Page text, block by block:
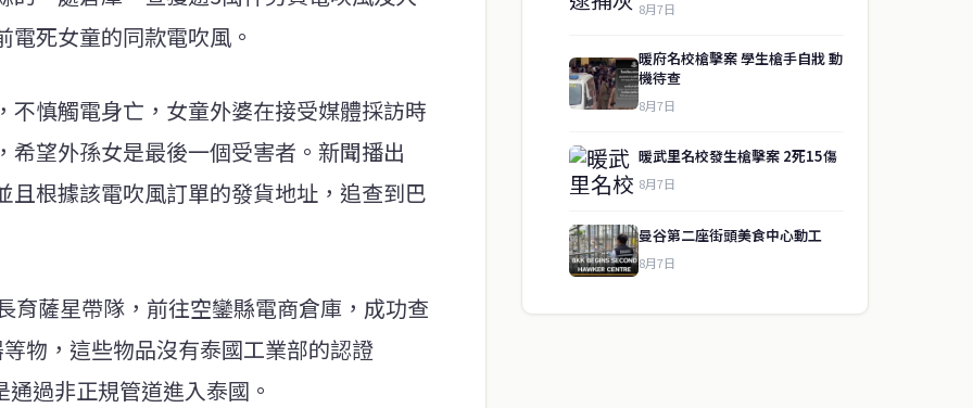
死女童的同款電吹風。
慎觸電身亡，女童外婆在接受媒體採訪時
望外孫女是最後一個受害者。新聞播出
根據該電吹風訂單的發貨地址，追查到巴
育薩星帶隊，前往空鑾縣電商倉庫，成功查
物，這些物品沒有泰國工業部的認證
過非正規管道進入泰國。
8月7日
暖府名校槍擊案 學生槍手自戕 動
機待查
8月7日
暖武里名校發生槍擊案 2死15傷
8月7日
曼谷第二座街頭美食中心動工
8月7日